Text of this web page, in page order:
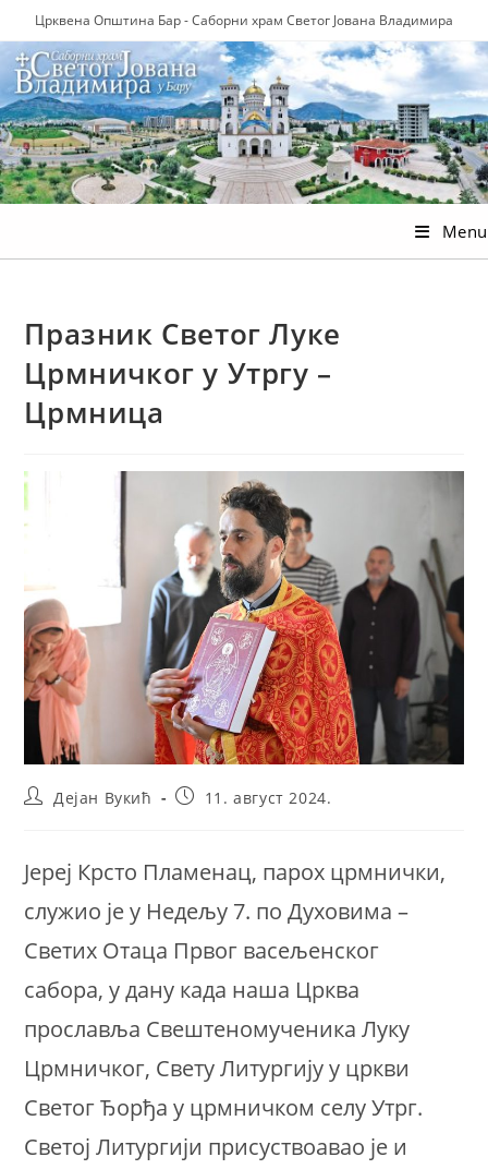
to
content
Црквена Општина Бар - Саборни храм Светог Јована Владимира
Menu
Празник Светог Луке
Црмничког у Утргу –
Црмница
PostДејан Вукић
Post11. август 2024.
Јереј Крсто Пламенац, парох црмнички,
служио је у Недељу 7. по Духовима –
Светих Отаца Првог васељенског
сабора, у дану када наша Црква
прославља Свештеномученика Луку
Црмничког, Свету Литургију у цркви
Светог Ђорђа у црмничком селу Утрг.
Светој Литургији присуствоавао је и